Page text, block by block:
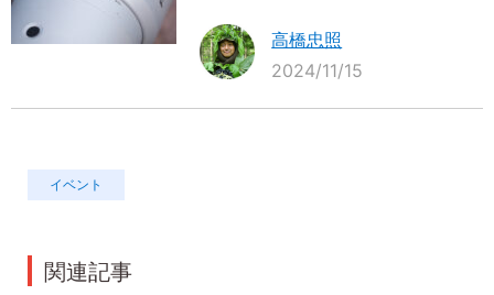
高橋忠照
2024/11/15
イベント
関連記事